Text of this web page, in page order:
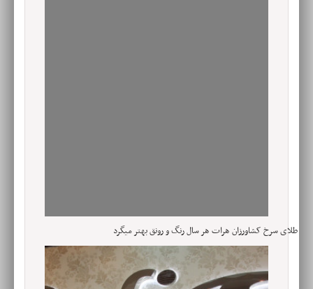
طلای سرخ کشاورزان هرات هر سال رنگ و رونق بهتر میگرد